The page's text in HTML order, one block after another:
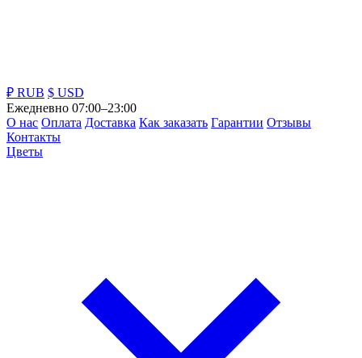
₽ RUB $ USD
Ежедневно 07:00–23:00
О нас Оплата Доставка Как заказать Гарантии Отзывы
Контакты
Цветы